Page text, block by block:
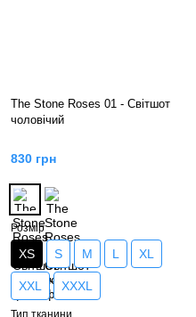
The Stone Roses 01 - Світшот
чоловічий
830 грн
Розмір
XS S M L XL
XXL XXXL
Тип тканини